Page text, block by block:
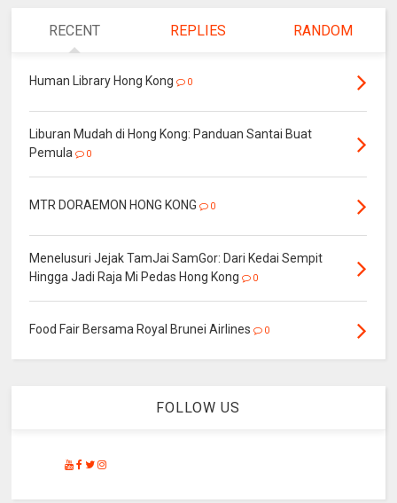
RECENT REPLIES RANDOM
Human Library Hong Kong 0
Liburan Mudah di Hong Kong: Panduan Santai Buat
Pemula
0
MTR DORAEMON HONG KONG 0
Menelusuri Jejak TamJai SamGor: Dari Kedai Sempit
Hingga Jadi Raja Mi Pedas Hong Kong
0
Food Fair Bersama Royal Brunei Airlines 0
FOLLOW US